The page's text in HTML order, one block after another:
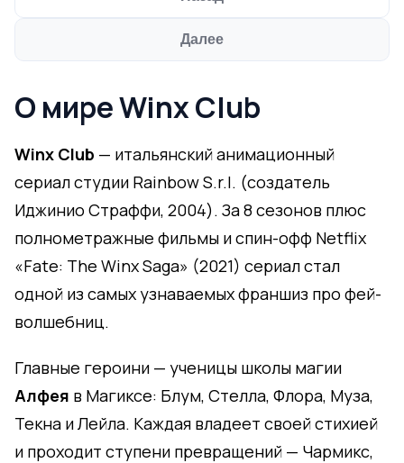
Далее
О мире Winx Club
Winx Club — итальянский анимационный
сериал студии Rainbow S.r.l. (создатель
Иджинио Страффи, 2004). За 8 сезонов плюс
полнометражные фильмы и спин-офф Netflix
«Fate: The Winx Saga» (2021) сериал стал
одной из самых узнаваемых франшиз про фей-
волшебниц.
Главные героини — ученицы школы магии
Алфея в Магиксе: Блум, Стелла, Флора, Муза,
Текна и Лейла. Каждая владеет своей стихией
и проходит ступени превращений — Чармикс,